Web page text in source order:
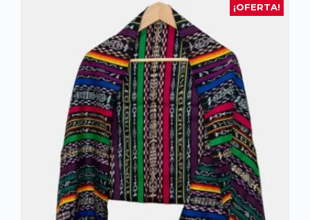
¡OFERTA!